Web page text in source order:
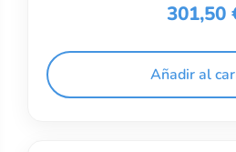
301,50
Añadir al